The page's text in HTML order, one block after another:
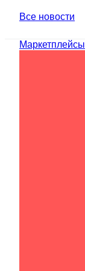
Все новости
Маркетплейсы